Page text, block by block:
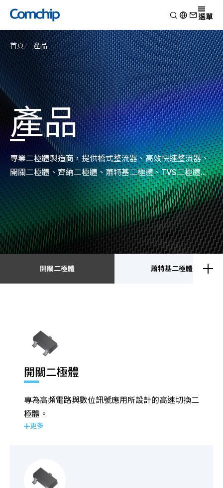
選單
產品
檢視
開關二極體
蕭特基二極體
靜電放電保護元件
瞬態電壓抑制二極體
整流二極體
電晶體
金氧半導體場效電晶體
齊納二極體
橋式整流器
高頻二極體
產品應用
檢視
消費電子
車用電子
Other
技術能力
檢視
研究與開發
生產製造
測試技術
EHS政策
品質與認證
關於典琦
檢視
關於典琦
典琦大事紀
代理商
新聞
檢視
公司新聞
產品新聞
公司活動
首頁 產品
產品
專業二極體製造商，提供橋式整流器、高效快速整流器、
開關二極體、齊納二極體、蕭特基二極體、TVS二極體、
ESD突波吸收器以及電晶體MOSFET系列產品。
開關二極體 蕭特基二極體
靜電放電保護元件
整流二極體
金氧半導體場效電晶體 齊納二極體
開關二極體
專為高頻電路與數位訊號應用所設計的高速切換二
極體。
更多